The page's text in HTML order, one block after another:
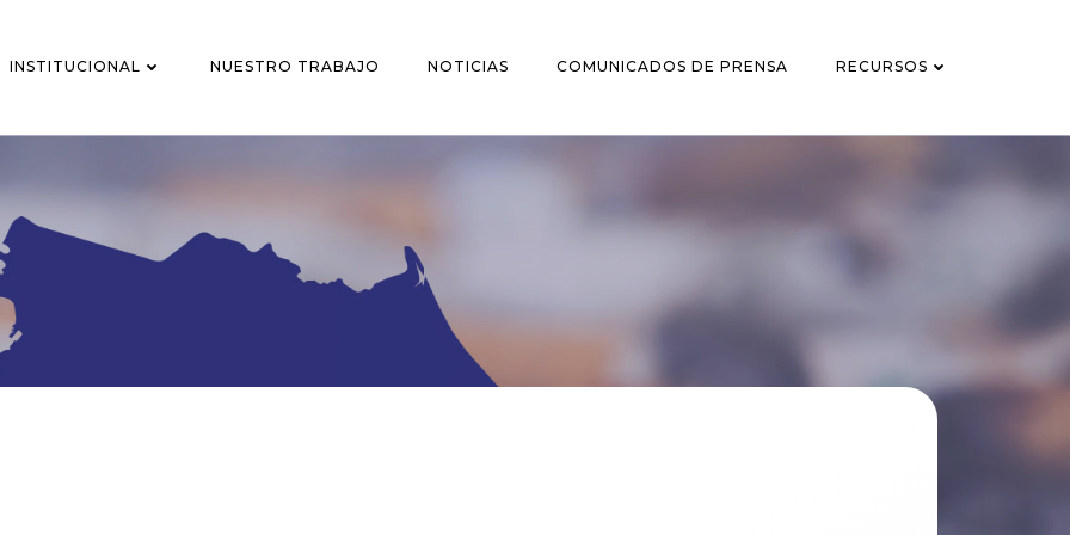
INSTITUCIONAL NUESTRO TRABAJO NOTICIAS COMUNICADOS DE PRENSA RECURSOS